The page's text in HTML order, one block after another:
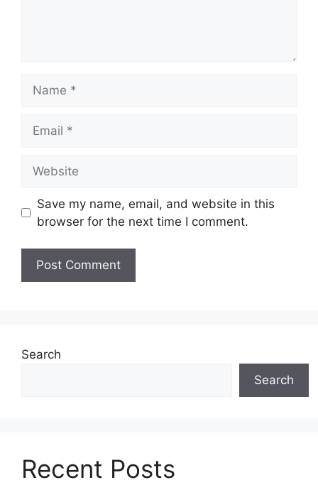
Save my name, email, and website in this
browser for the next time I comment.
Search
Search
Recent Posts